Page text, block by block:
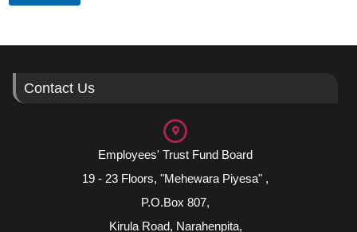
Contact Us
Employees' Trust Fund Board
19 - 23 Floors, "Mehewara Piyesa" ,
P.O.Box 807,
Kirula Road, Narahenpita,